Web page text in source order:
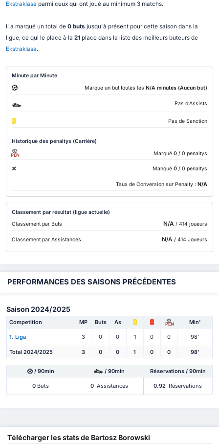
Ekstraklasa parmi ceux qui ont joué au minimum 3 matchs.
Il a marqué un total de 0 buts jusqu'à présent pour cette saison dans la
ligue, ce qui le place à la 21place dans la liste des meilleurs buteurs de
Ekstraklasa.
Minute par Minute
Marque un but toutes les N/A minutes (Aucun but)
Pas d'Assists
Pas de Sanction
Historique des penaltys (Carrière)
PEN Marqué 0 / 0 penaltys
Manqué 0 / 0 penaltys
Taux de Conversion sur Penalty : N/A
Classement par résultat (ligue actuelle)
Classement par Buts
N/A / 414 joueurs
Classement par Assistances N/A / 414 Joueurs
PERFORMANCES DES SAISONS PRÉCÉDENTES
Saison 2024/2025
Competition MP Buts As PEN Min'
1. Liga 3 0 0 1 0 0 98'
Total 2024/2025 3 0 0 1 0 0 98'
/ 90min / 90min Réservations / 90min
0 Buts 0 Assistances 0.92 Réservations
Télécharger les stats de Bartosz Borowski